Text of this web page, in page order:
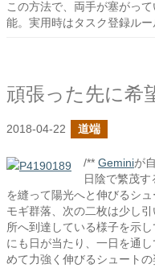
この方法で、両手が塞がっ
能。実用時はタスク登録ルー
頑張った先に希
2018-04-22 道端
/** Geminiが
日陰で繁茂
を縫って陽光へと伸びるシ
モギ群落、次の二枚は少し
所へ到達している様子を示
にも日が当たり、一日を通
めて力強く伸びるシュート